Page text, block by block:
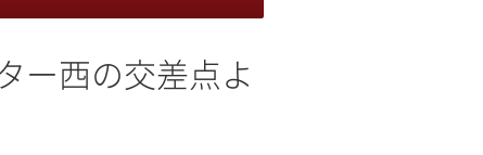
ー西の交差点よ